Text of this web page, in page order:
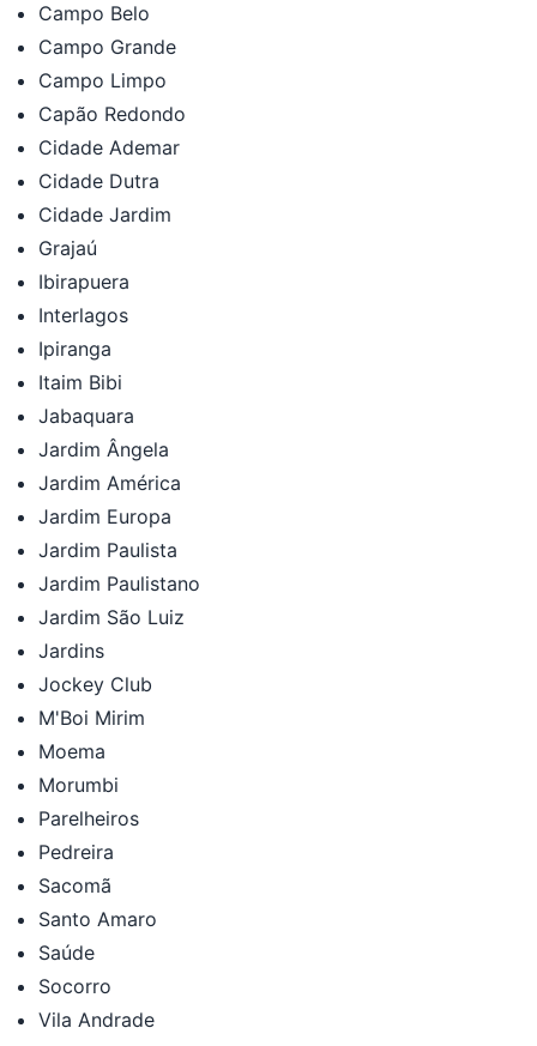
Campo Belo
Campo Grande
Campo Limpo
Capão Redondo
Cidade Ademar
Cidade Dutra
Cidade Jardim
Grajaú
Ibirapuera
Interlagos
Ipiranga
Itaim Bibi
Jabaquara
Jardim Ângela
Jardim América
Jardim Europa
Jardim Paulista
Jardim Paulistano
Jardim São Luiz
Jardins
Jockey Club
M'Boi Mirim
Moema
Morumbi
Parelheiros
Pedreira
Sacomã
Santo Amaro
Saúde
Socorro
Vila Andrade